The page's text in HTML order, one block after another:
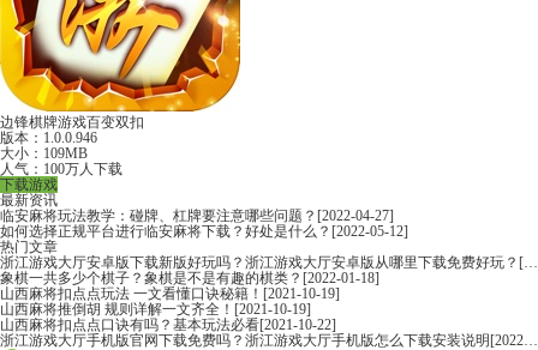
边锋棋牌游戏百变双扣
版本：1.0.0.946
大小：109MB
人气：100万人下载
下载游戏
最新资讯
临安麻将玩法教学：碰牌、杠牌要注意哪些问题？ [2022-04-27]
如何选择正规平台进行临安麻将下载？好处是什么？ [2022-05-12]
热门文章
浙江游戏大厅安卓版下载新版好玩吗？浙江游戏大厅安卓版从哪里下载免费好玩？ [2022-06-16]
象棋一共多少个棋子？象棋是不是有趣的棋类？ [2022-01-18]
山西麻将扣点点玩法 一文看懂口诀秘籍！ [2021-10-19]
山西麻将推倒胡 规则详解一文齐全！ [2021-10-19]
山西麻将扣点点口诀有吗？基本玩法必看[2021-10-22]
浙江游戏大厅手机版官网下载免费吗？浙江游戏大厅手机版怎么下载安装说明 [2022-06-16]